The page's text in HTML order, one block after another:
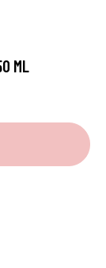
ML